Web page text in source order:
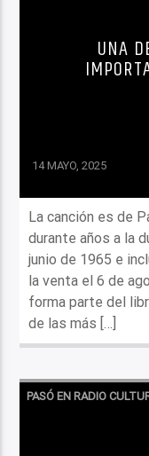
UNA
14 MAYO, 2025
La canción es de
durante años a la
junio de 1965 e
la venta el 6 de
forma parte del
de las más […]
PASÓ EN RADIO